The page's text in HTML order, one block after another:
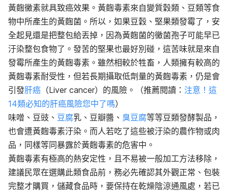
黃麴黴素就具致癌效果。黃麴毒素來自變質穀類、豆類等食
物中所產生的黃麴菌。所以，如果豆穀、堅果類發霉了，安
全起見還是把整包給丟掉，因為黃麴菌的黴菌孢子可能早已
汙染整包食物了。發苦的堅果也最好別碰，這苦味就是來自
發霉所產生的黃麴毒素。雖然相較於牲畜，人類擁有較高的
黃麴毒素耐受性，但若長期攝取低劑量的黃麴毒素，仍是會
引發肝癌 （Liver cancer）的風險。（推薦閱讀： 注意！這
14類必知的肝癌風險您中了嗎）
味噌、豆豉、 豆腐乳、豆瓣醬、 臭豆腐等等豆類發酵製品，
也會遭黃麴毒素汙染。而人若吃了這些被汙染的農作物或肉
品，同樣等同暴露於黃麴毒素的危害中。
黃麴毒素有極高的熱安定性，且不易被一般加工方法移除，
建議民眾在選購此類食品前，務必先確認其外觀正常、包裝
完整才購買，儲藏食品時，要保持在乾燥陰涼通風處，若已